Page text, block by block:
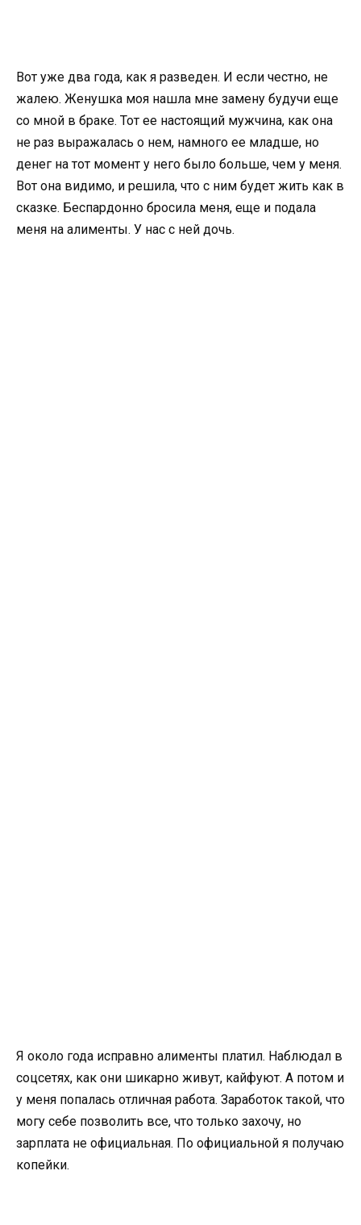
Вот уже два года, как я разведен. И если честно, не
жалею. Женушка моя нашла мне замену будучи еще
со мной в браке. Тот ее настоящий мужчина, как она
не раз выражалась о нем, намного ее младше, но
денег на тот момент у него было больше, чем у меня.
Вот она видимо, и решила, что с ним будет жить как в
сказке. Беспардонно бросила меня, еще и подала
меня на алименты. У нас с ней дочь.
Я около года исправно алименты платил. Наблюдал в
соцсетях, как они шикарно живут, кайфуют. А потом и
у меня попалась отличная работа. Заработок такой, что
могу себе позволить все, что только захочу, но
зарплата не официальная. По официальной я получаю
копейки.